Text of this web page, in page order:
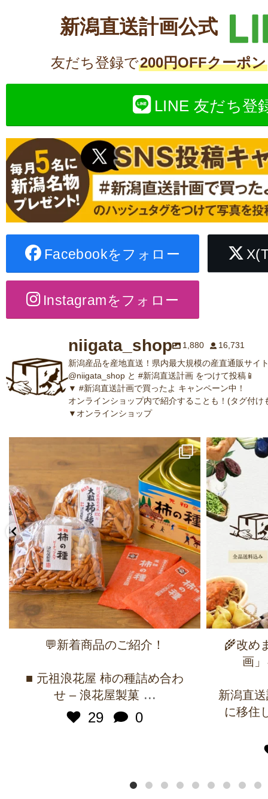
新潟直送計画公式
友だち登録で200円OFFクーポン
LINE 友だち登
Facebookをフォロー
Instagramをフォロー
niigata_shop 1,880
16,731
新潟産品を産地直送！県内最大規模の産直通販サイ
@niigata_shop と #新潟直送計画 をつけて投稿📱
▼ #新潟直送計画で買ったよ キャンペーン中！
オンラインショップ内で紹介することも！(タグ付け
▼オンラインショップ
💬新着商品のご紹介！
■ 元祖浪花屋 柿の種詰め合わ
せ – 浪花屋製菓 ...
29
0
🌾改め
画
新潟直
に移住